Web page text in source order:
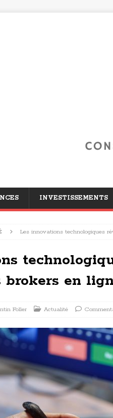
INVESTISSEMENTS
Les innovations technologiques
brokers en
Foller Actualité